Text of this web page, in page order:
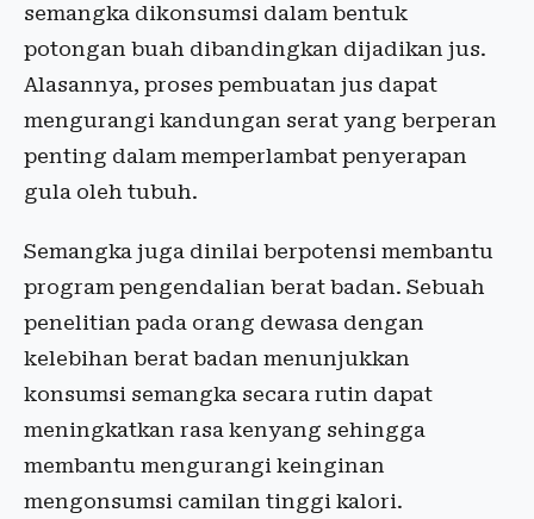
semangka dikonsumsi dalam bentuk
potongan buah dibandingkan dijadikan jus.
Alasannya, proses pembuatan jus dapat
mengurangi kandungan serat yang berperan
penting dalam memperlambat penyerapan
gula oleh tubuh.
Semangka juga dinilai berpotensi membantu
program pengendalian berat badan. Sebuah
penelitian pada orang dewasa dengan
kelebihan berat badan menunjukkan
konsumsi semangka secara rutin dapat
meningkatkan rasa kenyang sehingga
membantu mengurangi keinginan
mengonsumsi camilan tinggi kalori.